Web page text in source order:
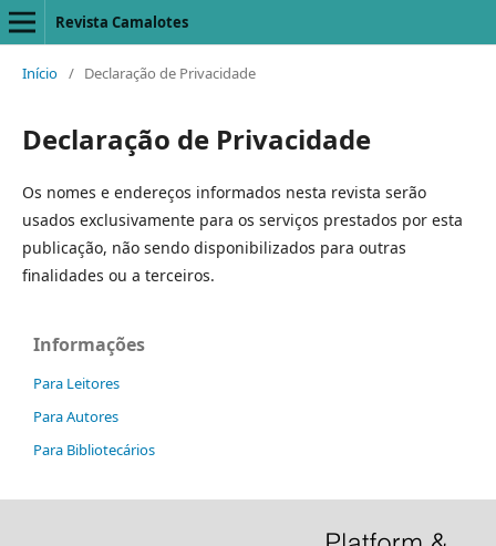
Revista Camalotes
Início / Declaração de Privacidade
Declaração de Privacidade
Os nomes e endereços informados nesta revista serão
usados exclusivamente para os serviços prestados por esta
publicação, não sendo disponibilizados para outras
finalidades ou a terceiros.
Informações
Para Leitores
Para Autores
Para Bibliotecários